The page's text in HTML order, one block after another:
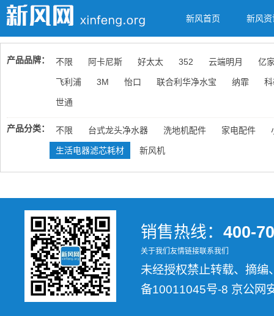
新风首页 新风资
产品品牌： 不限 阿卡尼斯 好太太 352 云端明月 亿
飞利浦 3M 怡口 联合利华净水宝 纳霏
世通
产品分类： 不限 台式龙头净水器 洗地机配件 家电配件
生活电器滤芯耗材 新风机
销售热线： 400-
关于我们 友情链接联系我们
未经授权禁止转载、摘
备10011045号-8 京公网